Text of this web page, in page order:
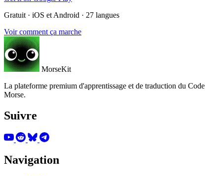
Gratuit · iOS et Android · 27 langues
Voir comment ça marche
MorseKit
La plateforme premium d'apprentissage et de traduction du Code
Morse.
Suivre
Navigation